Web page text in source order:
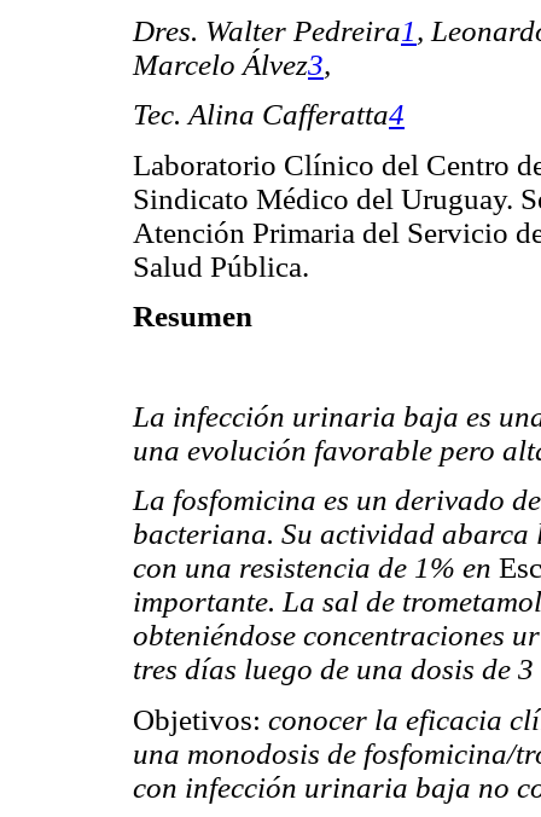
Dres. Walter Pedreira1,
Marcelo Álvez3,
Tec. Alina Cafferatta4
Laboratorio Clínico del Centro
Sindicato Médico del Uruguay.
Atención Primaria del Servicio
Salud Pública.
Resumen
La infección urinaria baja es
una evolución favorable pero
La fosfomicina es un derivado
bacteriana. Su actividad abarca
con una resistencia de 1% en
importante. La sal de
obteniéndose concentraciones
tres días luego de una dosis de 3
Objetivos: conocer la eficacia
una monodosis de fosfomicina/
con infección urinaria baja no